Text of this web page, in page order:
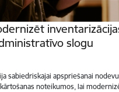
slogu
sabiedriskajai apspriešanai
noteikumos, lai